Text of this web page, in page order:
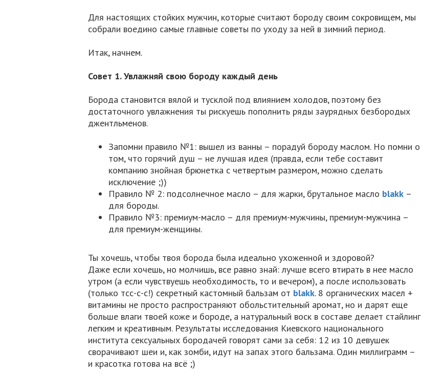
Для настоящих стойких мужчин, которые считают бороду своим сокровищем, мы
собрали воедино самые главные советы по уходу за ней в зимний период.
Итак, начнем.
Совет 1. Увлажняй свою бороду каждый день
Борода становится вялой и тусклой под влиянием холодов, поэтому без
достаточного увлажнения ты рискуешь пополнить ряды заурядных безбородых
джентльменов.
Запомни правило №1: вышел из ванны – порадуй бороду маслом. Но помни о
том, что горячий душ – не лучшая идея (правда, если тебе составит
компанию знойная брюнетка с четвертым размером, можно сделать
исключение ;))
Правило № 2: подсолнечное масло – для жарки, брутальное масло blakk –
для бороды.
Правило №3: премиум-масло – для премиум-мужчины, премиум-мужчина –
для премиум-женщины.
Ты хочешь, чтобы твоя борода была идеально ухоженной и здоровой?
Даже если хочешь, но молчишь, все равно знай: лучше всего втирать в нее масло
утром (а если чувствуешь необходимость, то и вечером), а после использовать
(только тсс-с-с!) секретный кастомный бальзам от blakk. 8 органических масел +
витамины не просто распространяют обольстительный аромат, но и дарят еще
больше влаги твоей коже и бороде, а натуральный воск в составе делает стайлинг
легким и креативным. Результаты исследования Киевского национального
института сексуальных бородачей говорят сами за себя: 12 из 10 девушек
сворачивают шеи и, как зомби, идут на запах этого бальзама. Один миллиграмм –
и красотка готова на всё ;)